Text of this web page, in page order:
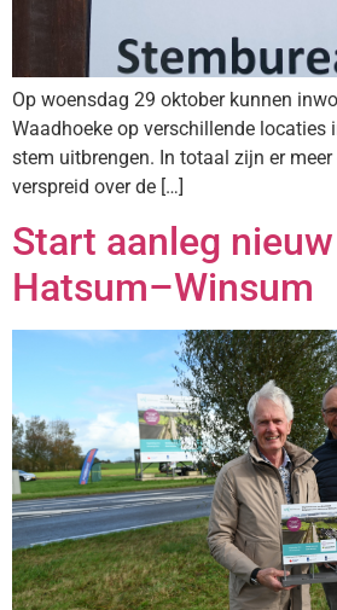
Op woensdag 29 oktober kunnen
Waadhoeke op verschillende locaties
stem uitbrengen. In totaal zijn er
verspreid over de […]
Start aanleg
Hatsum–Winsum